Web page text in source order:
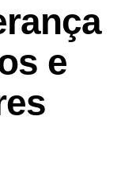
e